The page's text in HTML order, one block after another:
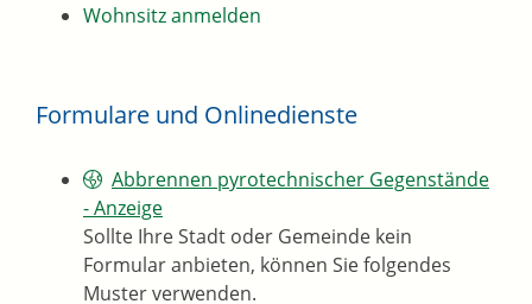
Wohnsitz anmelden
Formulare und Onlinedienste
Abbrennen pyrotechnischer Gegenstände
- Anzeige
Sollte Ihre Stadt oder Gemeinde kein
Formular anbieten, können Sie folgendes
Muster verwenden.